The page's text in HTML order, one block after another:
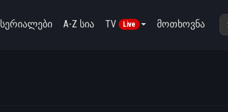
სერიალები A-Z სია TV Live მოთხოვნა